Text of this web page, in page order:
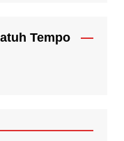
Tempo